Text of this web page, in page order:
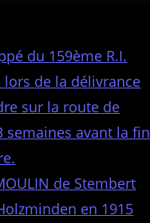
du 159ème R.I.
lors de la délivrance
sur la route de
semaines avant la fin
de Stembert
en 1915